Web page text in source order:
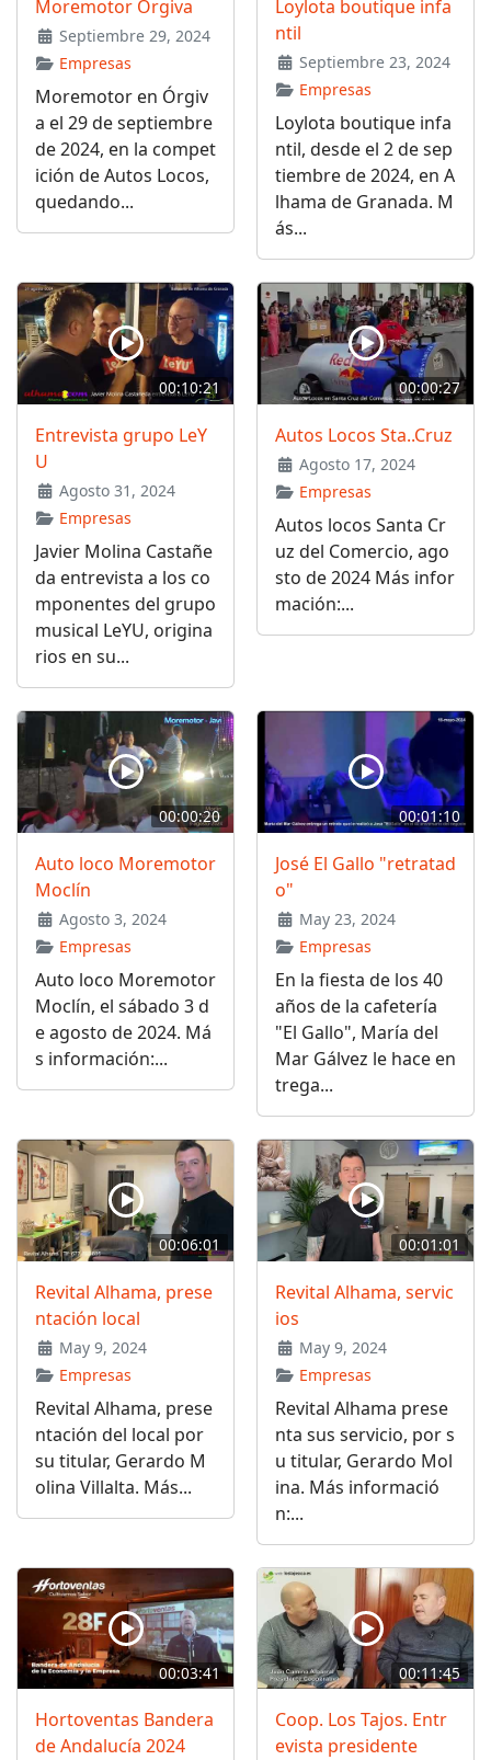
Moremotor Órgiva
Septiembre 29, 2024
Empresas
Moremotor en Órgiv
a el 29 de septiembre
de 2024, en la compet
ición de Autos Locos,
quedando...
Loylota boutique infa
ntil
Septiembre 23, 2024
Empresas
Loylota boutique infa
ntil, desde el 2 de sep
tiembre de 2024, en A
lhama de Granada. M
ás...
00:10:21
Entrevista grupo LeY
U
Agosto 31, 2024
Empresas
Javier Molina Castañe
da entrevista a los co
mponentes del grupo
musical LeYU, origina
rios en su...
00:00:27
Autos Locos Sta..Cruz
Agosto 17, 2024
Empresas
Autos locos Santa Cr
uz del Comercio, ago
sto de 2024 Más infor
mación:...
00:00:20
Auto loco Moremotor
Moclín
Agosto 3, 2024
Empresas
Auto loco Moremotor
Moclín, el sábado 3 d
e agosto de 2024. Má
s información:...
00:01:10
José El Gallo "retratad
o"
May 23, 2024
Empresas
En la fiesta de los 40
años de la cafetería
"El Gallo", María del
Mar Gálvez le hace en
trega...
00:06:01
Revital Alhama, prese
ntación local
May 9, 2024
Empresas
Revital Alhama, prese
ntación del local por
su titular, Gerardo M
olina Villalta. Más...
00:01:01
Revital Alhama, servic
ios
May 9, 2024
Empresas
Revital Alhama prese
nta sus servicio, por s
u titular, Gerardo Mol
ina. Más informació
n:...
00:03:41
Hortoventas Bandera
de Andalucía 2024
00:11:45
Coop. Los Tajos. Entr
evista presidente